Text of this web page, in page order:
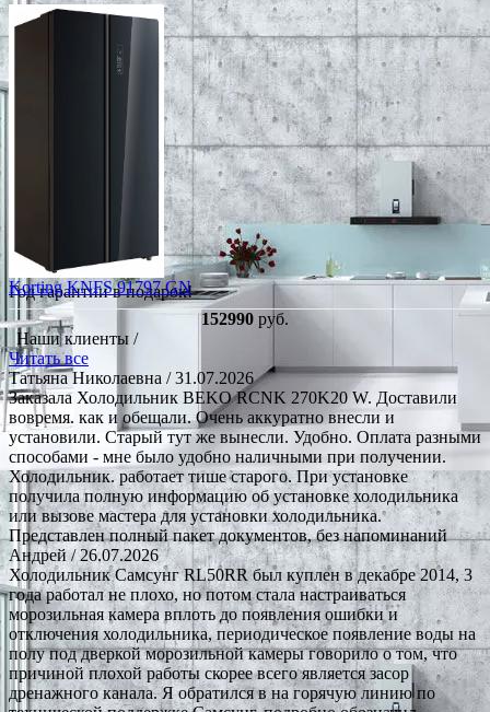
Год гарантии в подарок!
Korting KNFS 91797 GN
152990 руб.
Наши клиенты /
Читать все
Татьяна Николаевна / 31.07.2026
Заказала Холодильник BEKO RCNK 270K20 W. Доставили
вовремя. как и обещали. Очень аккуратно внесли и
установили. Старый тут же вынесли. Удобно. Оплата разными
способами - мне было удобно наличными при получении.
Холодильник. работает тише старого. При установке
получила полную информацию об установке холодильника
или вызове мастера для установки холодильника.
Представлен полный пакет документов, без напоминаний
Андрей/ 26.07.2026
Холодильник Самсунг RL50RR был куплен в декабре 2014, 3
года работал не плохо, но потом стала настраиваться
морозильная камера вплоть до появления ошибки и
отключения холодильника, периодическое появление воды на
полу под дверкой морозильной камеры говорило о том, что
причиной плохой работы скорее всего является засор
дренажного канала. Я обратился в на горячую линию по